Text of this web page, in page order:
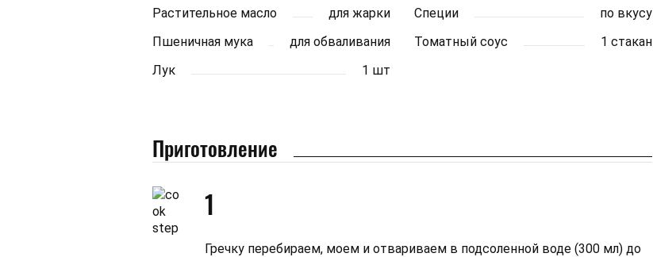
Растительное масло
для жарки Специи
по вкусу
Пшеничная мука
для обваливания Томатный соус
1 стакан
Лук
1 шт
Приготовление
1
Гречку перебираем, моем и отвариваем в подсоленной воде (300 мл) до